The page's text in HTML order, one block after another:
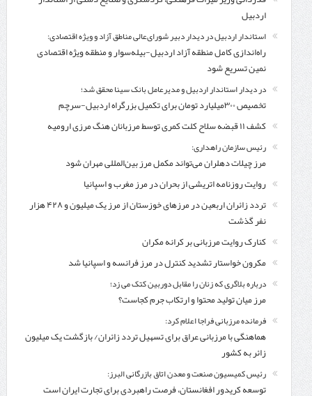
اردبیل
استاندار اردبیل در دیدار دبیر شورای‌عالی مناطق آزاد و ویژه اقتصادی:
راه‌اندازی کامل منطقه آزاد اردبیل-بیله‌سوار و منطقه ویژه اقتصادی
نمین تسریع شود
در دیدار استاندار اردبیل و مدیرعامل بانک سینا محقق شد؛
تخصیص ۳۰۰میلیارد تومان برای تکمیل بزرگراه اردبیل-سرچم
کشف ۱۱ قبضه سلاح کلت کمری توسط مرزبانان هنگ مرزی ارومیه
رئیس سازمان راهداری:
مرز چیلات دهلران می‌تواند مکمل مرز بین‌المللی مهران شود
روایت روزنامه اتریشی از بحران در مرز مغرب و اسپانیا
تردد زائران اربعین در مرزهای خوزستان از مرز یک میلیون و ۴۲۸ هزار
نفر گذشت
کنارک روایت مرزبانی بر کرانه مکران
مکرون خواستار تشدید کنترل‌ در مرز فرانسه و اسپانیا شد
درباره بلاگری که زنان را مقابل دوربین کتک می زد؛
مرز میان تولید محتوا و ارتکاب جرم کجاست؟
فرمانده مرزبانی فراجا اعلام کرد:
هماهنگی با مرزبانی عراق برای تسهیل تردد زائران/ بازگشت یک میلیون
زائر به کشور
رئیس کمیسیون صنعت و معدن اتاق بازرگانی البرز:
توسعه کریدور افغانستان، فرصت راهبردی برای تجارت ایران است